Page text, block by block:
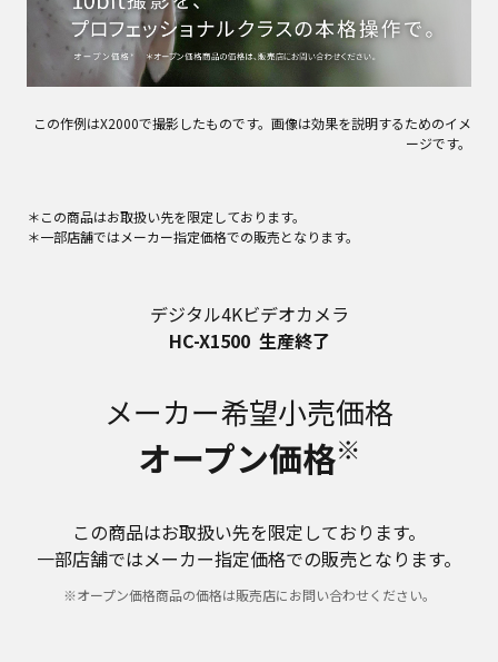
この作例はX2000で撮影したものです。画像は効果を説明するためのイメ
ージです。
＊この商品はお取扱い先を限定しております。
＊一部店舗ではメーカー指定価格での販売となります。
デジタル4Kビデオカメラ
HC-X1500 生産終了
メーカー希望小売価格
オープン価格※
この商品はお取扱い先を限定しております。
一部店舗ではメーカー指定価格での販売となります。
※オープン価格商品の価格は販売店にお問い合わせください。